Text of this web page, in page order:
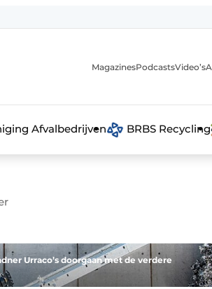
MagazinesPodcastsVideo’s
Afvalbedrijven BRBS Recycling
Urraco’s doorgaan met de verdere